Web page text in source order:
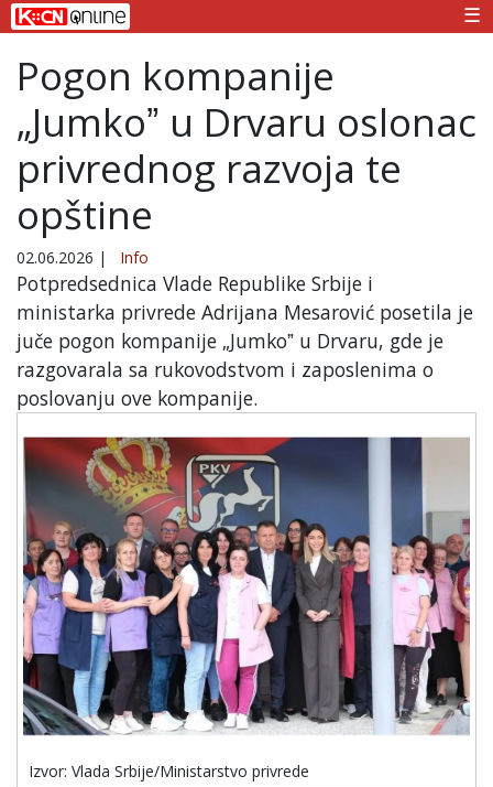
☰
Pogon kompanije
„Jumkoˮ u Drvaru oslonac
privrednog razvoja te
opštine
02.06.2026 | Info
Potpredsednica Vlade Republike Srbije i
ministarka privrede Adrijana Mesarović posetila je
juče pogon kompanije „Jumkoˮ u Drvaru, gde je
razgovarala sa rukovodstvom i zaposlenima o
poslovanju ove kompanije.
Izvor: Vlada Srbije/Ministarstvo privrede